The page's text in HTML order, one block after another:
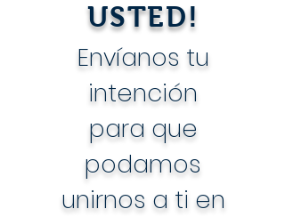
USTED!
Envíanos tu
intención
para que
podamos
unirnos a ti en